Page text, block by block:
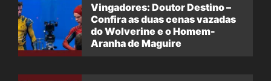
Vingadores: Doutor Destino –
Confira as duas cenas vazadas
do Wolverine e o Homem-
Aranha de Maguire